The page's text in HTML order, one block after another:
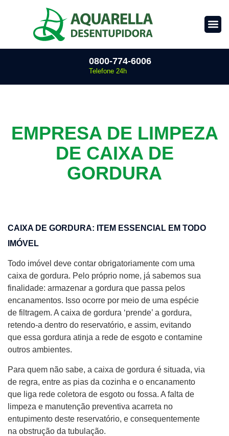
0800-774-6006
Telefone 24h
EMPRESA DE LIMPEZA
DE CAIXA DE
GORDURA
CAIXA DE GORDURA: ITEM ESSENCIAL EM TODO
IMÓVEL
Todo imóvel deve contar obrigatoriamente com uma
caixa de gordura. Pelo próprio nome, já sabemos sua
finalidade: armazenar a gordura que passa pelos
encanamentos. Isso ocorre por meio de uma espécie
de filtragem. A caixa de gordura ‘prende’ a gordura,
retendo-a dentro do reservatório, e assim, evitando
que essa gordura atinja a rede de esgoto e contamine
outros ambientes.
Para quem não sabe, a caixa de gordura é situada, via
de regra, entre as pias da cozinha e o encanamento
que liga rede coletora de esgoto ou fossa. A falta de
limpeza e manutenção preventiva acarreta no
entupimento deste reservatório, e consequentemente
na obstrução da tubulação.